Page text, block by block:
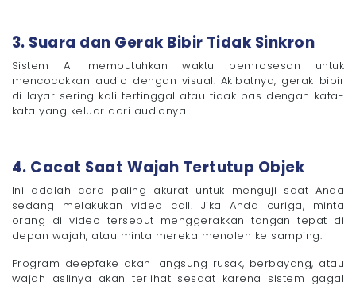
3. Suara dan Gerak Bibir Tidak Sinkron
Sistem AI membutuhkan waktu pemrosesan untuk
mencocokkan audio dengan visual. Akibatnya, gerak bibir
di layar sering kali tertinggal atau tidak pas dengan kata-
kata yang keluar dari audionya.
4. Cacat Saat Wajah Tertutup Objek
Ini adalah cara paling akurat untuk menguji saat Anda
sedang melakukan video call. Jika Anda curiga, minta
orang di video tersebut menggerakkan tangan tepat di
depan wajah, atau minta mereka menoleh ke samping.
Program deepfake akan langsung rusak, berbayang, atau
wajah aslinya akan terlihat sesaat karena sistem gagal